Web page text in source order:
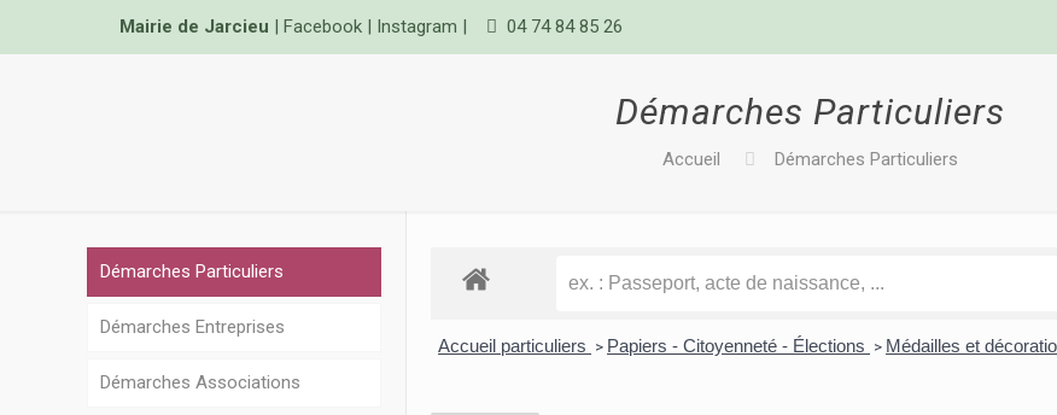
Mairie de Jarcieu | Facebook| Instagram | 04 74 84 85 26
Démarches Particuliers
Accueil Démarches Particuliers
Accueil particuliers > Papiers - Citoyenneté - Élections > Médailles et
Démarches Particuliers
Démarches Entreprises
Démarches Associations